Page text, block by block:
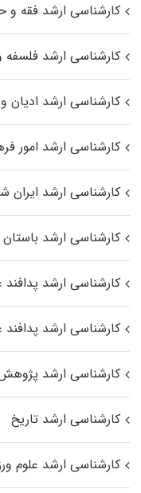
کارشناسی ارشد فقه و
کارشناسی ارشد فلسفه
کارشناسی ارشد ادیان
کارشناسی ارشد امور
کارشناسی ارشد ایران
کارشناسی ارشد
کارشناسی ارشد پدافند
کارشناسی ارشد پدافند
کارشناسی ارشد
کارشناسی ارشد تاریخ
کارشناسی ارشد علوم